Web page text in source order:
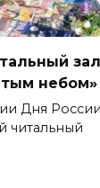
небом»
Дня
читальный